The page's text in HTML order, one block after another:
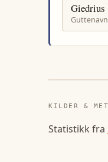
Giedrius
Guttenavn
KILDER &
Statistikk fra